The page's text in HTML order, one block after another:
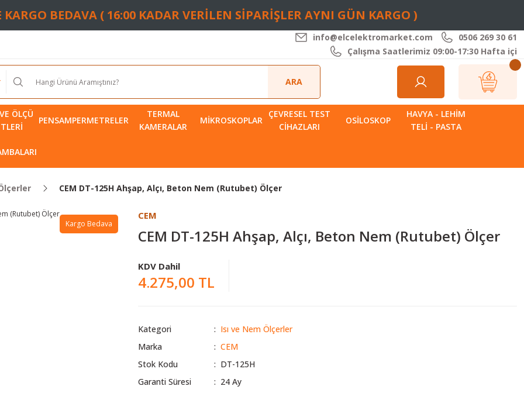
KARGO BEDAVA ( 16:00 KADAR VERİLEN SİPARİŞLER AYNI GÜN KARGO )
info@elcelektromarket.com
0506 269 30 61
Çalışma Saatlerimiz 09:00-17:30 Hafta içi
ARA
ÖLÇÜ
PENSAMPERMETRELER
TERMAL
KAMERALAR
MIKROSKOPLAR
ÇEVRESEL TEST
CIHAZLARI
OSILOSKOP
HAVYA - LEHIM
TELI - PASTA
CEM DT-125H Ahşap, Alçı, Beton Nem (Rutubet) Ölçer
Kargo Bedava
CEM
CEM DT-125H Ahşap, Alçı, Beton Nem (Rutubet) Ölçer
KDV Dahil
4.275,00 TL
Kategori
Isı ve Nem Ölçerler
Marka
CEM
Stok Kodu
DT-125H
Garanti Süresi
24 Ay